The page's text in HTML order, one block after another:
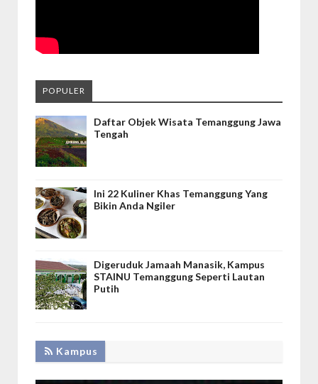
POPULER
Daftar Objek Wisata Temanggung Jawa
Tengah
Ini 22 Kuliner Khas Temanggung Yang
Bikin Anda Ngiler
Digeruduk Jamaah Manasik, Kampus
STAINU Temanggung Seperti Lautan
Putih
Kampus